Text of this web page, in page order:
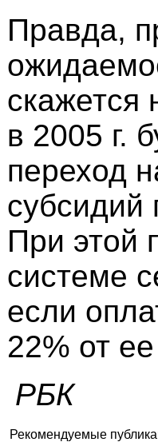
Правда,
скажется
в 2005 г.
переход
При этой
системе
если
22% от
РБК
Рекомендуемые